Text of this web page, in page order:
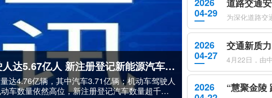
厅联合印发通知，今后，机动车合格证信息实
、当天上牌”。这一新模式最大的变化是，机动
04-29
2026
04-27
2026